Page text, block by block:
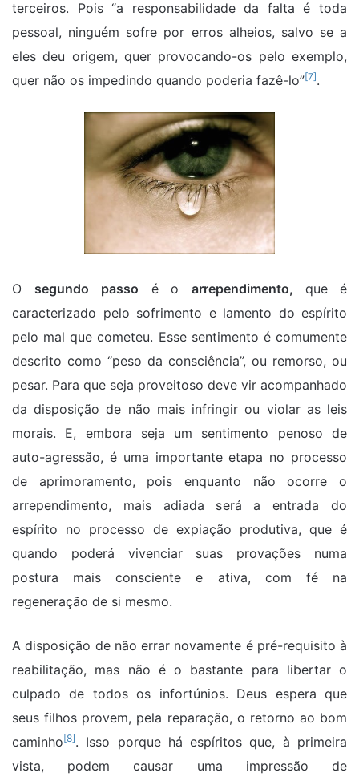
terceiros. Pois “a responsabilidade da falta é toda
pessoal, ninguém sofre por erros alheios, salvo se a
eles deu origem, quer provocando-os pelo exemplo,
quer não os impedindo quando poderia fazê-lo”[7].
O segundo passo é oarrependimento,que
é
caracterizado pelo sofrimento e lamento do espírito
pelo mal que cometeu. Esse sentimento é comumente
descrito como “peso da consciência”, ou remorso, ou
pesar. Para que seja proveitoso deve vir acompanhado
da disposição de não mais infringir ou violar as leis
morais. E, embora seja um sentimento penoso de
auto-agressão, é uma importante etapa no processo
de aprimoramento, pois enquanto não ocorre o
arrependimento, mais adiada será a entrada do
espírito no processo de expiação produtiva, que é
quando poderá vivenciar suas provações numa
postura mais consciente e ativa, com fé na
regeneração de si mesmo.
A disposição de não errar novamente é pré-requisito à
reabilitação, mas não é o bastante para libertar o
culpado de todos os infortúnios. Deus espera que
seus filhos provem, pela reparação, o retorno ao bom
caminho [8]. Isso porque há espíritos que, à primeira
vista, podem causar uma impressão de